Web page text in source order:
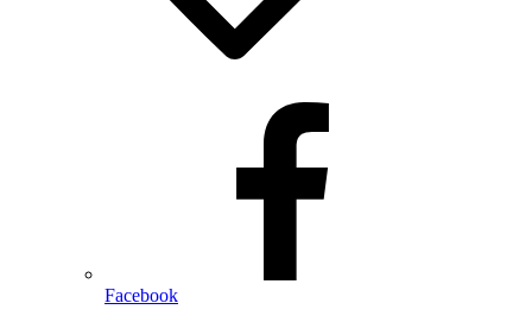
Facebook